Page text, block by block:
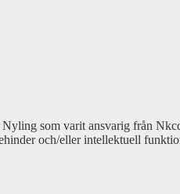
som varit ansvarig från
och/eller intellektuell